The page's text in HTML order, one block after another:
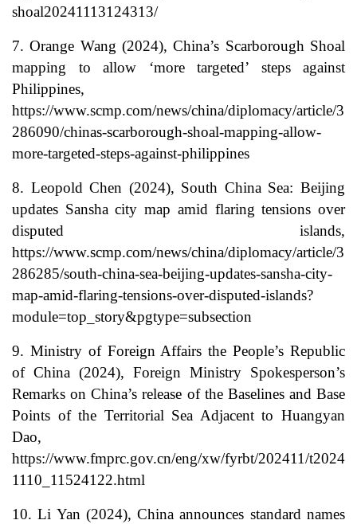
shoal20241113124313/
7. Orange Wang (2024), China’s Scarborough Shoal
mapping to allow ‘more targeted’ steps against
Philippines,
https://www.scmp.com/news/china/diplomacy/article/3
286090/chinas-scarborough-shoal-mapping-allow-
more-targeted-steps-against-philippines
8. Leopold Chen (2024), South China Sea: Beijing
updates Sansha city map amid flaring tensions over
disputed islands,
https://www.scmp.com/news/china/diplomacy/article/3
286285/south-china-sea-beijing-updates-sansha-city-
map-amid-flaring-tensions-over-disputed-islands?
module=top_story&pgtype=subsection
9. Ministry of Foreign Affairs the People’s Republic
of China (2024), Foreign Ministry Spokesperson’s
Remarks on China’s release of the Baselines and Base
Points of the Territorial Sea Adjacent to Huangyan
Dao,
https://www.fmprc.gov.cn/eng/xw/fyrbt/202411/t2024
1110_11524122.html
10. Li Yan (2024), China announces standard names